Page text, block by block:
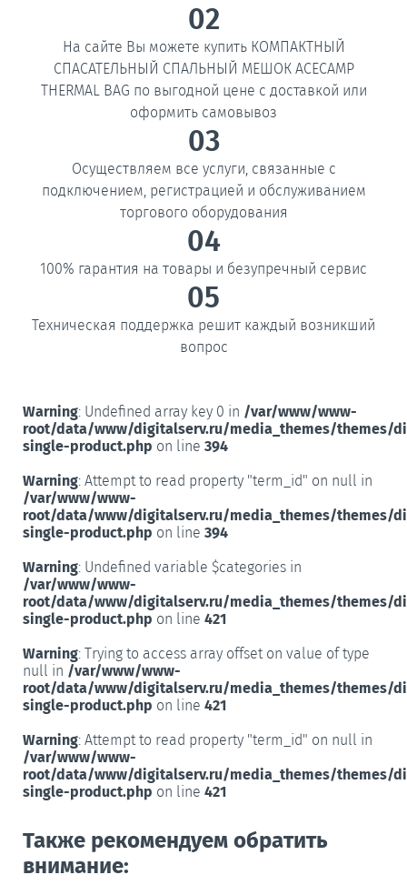
02
На сайте Вы можете купить КОМПАКТНЫЙ
СПАСАТЕЛЬНЫЙ СПАЛЬНЫЙ МЕШОК ACECAMP
THERMAL BAG по выгодной цене с доставкой или
оформить самовывоз
03
Осуществляем все услуги, связанные с
подключением, регистрацией и обслуживанием
торгового оборудования
04
100% гарантия на товары и безупречный сервис
05
Техническая поддержка решит каждый возникший
вопрос
Warning: Undefined array key 0 in /var/www/www-
root/data/www/digitalserv.ru/media_themes/themes/
single-product.php on line 394
Warning: Attempt to read property "term_id" on null in
/var/www/www-
root/data/www/digitalserv.ru/media_themes/themes/
single-product.php on line 394
Warning: Undefined variable $categories in
/var/www/www-
root/data/www/digitalserv.ru/media_themes/themes/
single-product.php on line 421
Warning: Trying to access array offset on value of type
null in /var/www/www-
root/data/www/digitalserv.ru/media_themes/themes/
single-product.php on line 421
Warning: Attempt to read property "term_id" on null in
/var/www/www-
root/data/www/digitalserv.ru/media_themes/themes/
single-product.php on line 421
Также рекомендуем обратить
внимание: